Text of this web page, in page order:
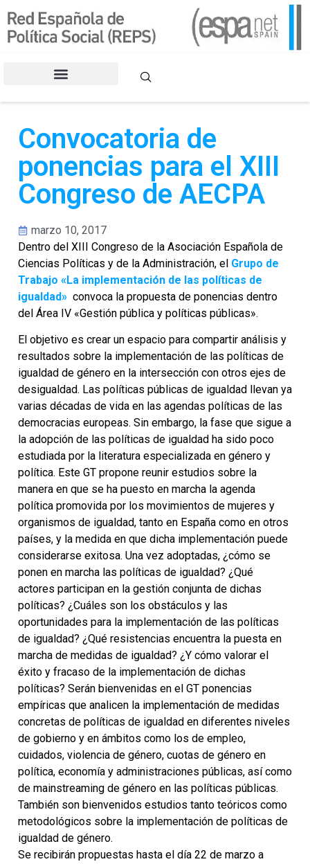
Convocatoria de
ponencias para el ​XIII
Congreso de AECPA
marzo 10, 2017
Dentro del XIII Congreso de la Asociación Española de
Ciencias Políticas y de la Administración, el Grupo de
Trabajo «La implementación de las políticas de
igualdad» convoca la propuesta de ponencias dentro
del Área IV «Gestión pública y políticas públicas».
El objetivo es crear un espacio para compartir análisis y
resultados sobre la implementación de las políticas de
igualdad de género en la intersección con otros ejes de
desigualdad. Las políticas públicas de igualdad llevan ya
varias décadas de vida en las agendas políticas de las
democracias europeas. Sin embargo, la fase que sigue a
la adopción de las políticas de igualdad ha sido poco
estudiada por la literatura especializada en género y
política. Este GT propone reunir estudios sobre la
manera en que se ha puesto en marcha la agenda
política promovida por los movimientos de mujeres y
organismos de igualdad, tanto en España como en otros
países, y la medida en que dicha implementación puede
considerarse exitosa. Una vez adoptadas, ¿cómo se
ponen en marcha las políticas de igualdad? ¿Qué
actores participan en la gestión conjunta de dichas
políticas? ¿Cuáles son los obstáculos y las
oportunidades para la implementación de las políticas
de igualdad? ¿Qué resistencias encuentra la puesta en
marcha de medidas de igualdad? ¿Y cómo valorar el
éxito y fracaso de la implementación de dichas
políticas? Serán bienvenidas en el GT ponencias
empíricas que analicen la implementación de medidas
concretas de políticas de igualdad en diferentes niveles
de gobierno y en ámbitos como los de empleo,
cuidados, violencia de género, cuotas de género en
política, economía y administraciones públicas, así como
de mainstreaming de género en las políticas públicas.
También son bienvenidos estudios tanto teóricos como
metodológicos sobre la implementación de políticas de
igualdad de género.
S​e recibirán ​propuestas hasta el día 22 de marzo a